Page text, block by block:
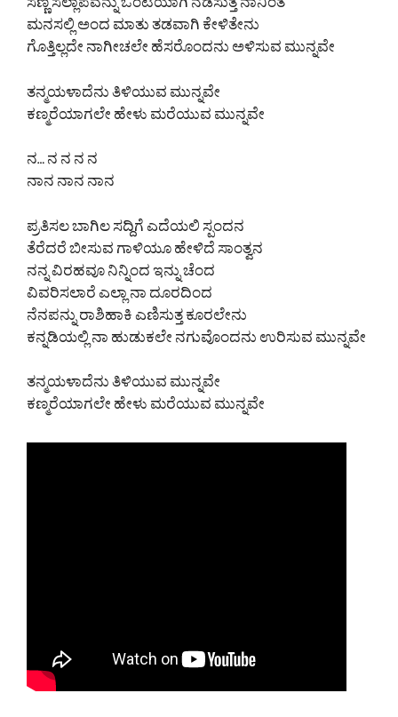
ಮನಸಲ್ಲಿ ಅಂದ ಮಾತು ತಡವಾಗಿ ಕೇಳಿತೇನು
ಗೊತ್ತಿಲ್ಲದೇ ನಾಗೀಚಲೇ ಹೆಸರೊಂದನು ಅಳಿಸುವ ಮುನ್ನವೇ
ತನ್ಮಯಳಾದೆನು ತಿಳಿಯುವ ಮುನ್ನವೇ
ಕಣ್ಮರೆಯಾಗಲೇ ಹೇಳು ಮರೆಯುವ ಮುನ್ನವೇ
ನ… ನ ನ ನ ನ
ನಾನ ನಾನ ನಾನ
ಪ್ರತಿಸಲ ಬಾಗಿಲ ಸದ್ದಿಗೆ ಎದೆಯಲಿ ಸ್ಪಂದನ
ತೆರೆದರೆ ಬೀಸುವ ಗಾಳಿಯೂ ಹೇಳಿದೆ ಸಾಂತ್ವನ
ನನ್ನ ವಿರಹವೂ ನಿನ್ನಿಂದ ಇನ್ನು ಚೆಂದ
ವಿವರಿಸಲಾರೆ ಎಲ್ಲಾ ನಾ ದೂರದಿಂದ
ನೆನಪನ್ನು ರಾಶಿಹಾಕಿ ಎಣಿಸುತ್ತ ಕೂರಲೇನು
ಕನ್ನಡಿಯಲ್ಲಿ ನಾ ಹುಡುಕಲೇ ನಗುವೊಂದನು ಉರಿಸುವ ಮುನ್ನವೇ
ತನ್ಮಯಳಾದೆನು ತಿಳಿಯುವ ಮುನ್ನವೇ
ಕಣ್ಮರೆಯಾಗಲೇ ಹೇಳು ಮರೆಯುವ ಮುನ್ನವೇ